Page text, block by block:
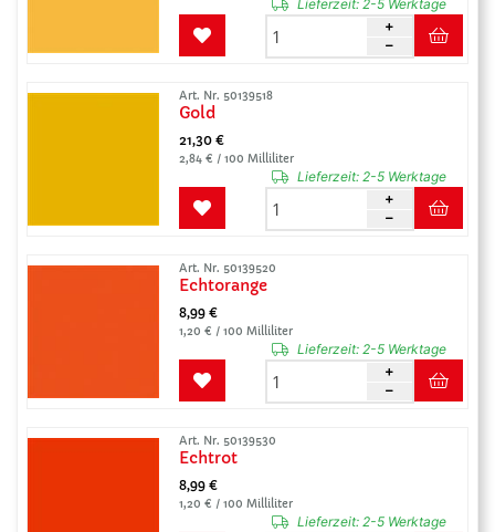
Lieferzeit:2-5 Werktage
Art. Nr. 50139518
Gold
21,30 €
2,84 € / 100 Milliliter
Lieferzeit:2-5 Werktage
Art. Nr. 50139520
Echtorange
8,99 €
1,20 € / 100 Milliliter
Lieferzeit:2-5 Werktage
Art. Nr. 50139530
Echtrot
8,99 €
1,20 € / 100 Milliliter
Lieferzeit:2-5 Werktage